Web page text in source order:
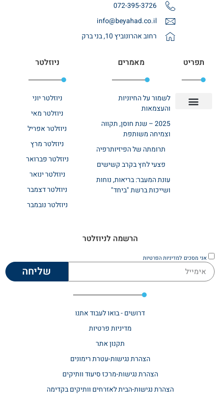
072-395-3726
info@beyahad.co.il
רחוב אהרונוביץ 10, בני ברק
תפריט מאמרים
לשמור על החיוניות
והעצמאות
2025 – שנת חוסן, תקווה
וצמיחה משותפת
תרומתה של הפיזיותרפיה
פצעי לחץ בקרב קשישים
עונת המעבר: בריאות, נוחות
ושייכות ברשת "ביחד"
ניוזלטר
ניוזלטר יוני
ניוזלטר מאי
ניוזלטר אפריל
ניוזלטר מרץ
ניוזלטר פברואר
ניוזלטר ינואר
ניוזלטר דצמבר
ניוזלטר נובמבר
הרשמה לניוזלטר
אני מסכים למדיניות הפרטיות
שליחה
דרושים - בואו לעבוד אתנו
מדיניות פרטיות
תקנון אתר​
הצהרת נגישות-עטרת רימונים
הצהרת נגישות-מרכז סיעוד וותיקים
הצהרת נגישות-הבית לאזרחים וותיקים בקדימה